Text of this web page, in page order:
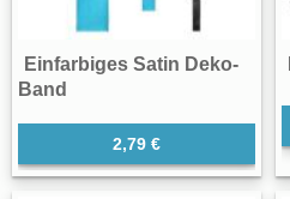
Einfarbiges Satin Deko-
Band
2,79 €